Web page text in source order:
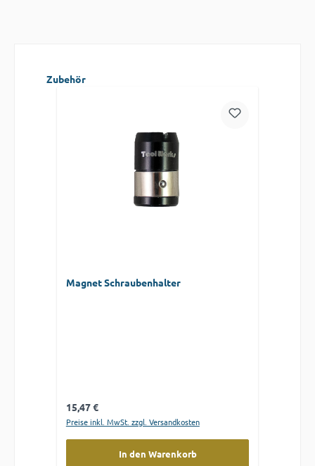
Produktgalerie überspringen
Zubehör
Magnet Schraubenhalter
Regulärer Preis:
15,47 €
Preise inkl. MwSt. zzgl. Versandkosten
In den Warenkorb